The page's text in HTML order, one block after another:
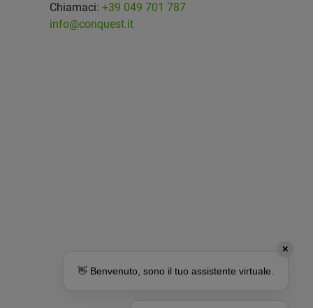
Chiamaci: +39 049 701 787
info@conquest.it
✕
👋 Benvenuto, sono il tuo assistente virtuale.